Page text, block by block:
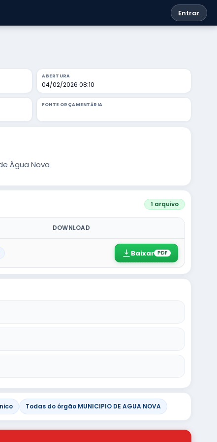
Entrar
ABERTURA
04/02/2026 08:10
FONTE ORÇAMENTÁRIA
Água Nova
1 arquivo
DOWNLOAD
Baixar PDF
Todas do órgão MUNICIPIO DE AGUA NOVA